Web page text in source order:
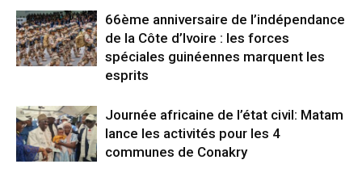
66ème anniversaire de l’indépendance
de la Côte d’Ivoire : les forces
spéciales guinéennes marquent les
esprits
Journée africaine de l’état civil: Matam
lance les activités pour les 4
communes de Conakry